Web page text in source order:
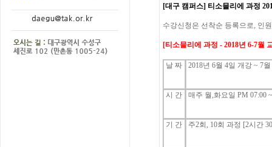
[대구 캠퍼스] 티소믈리에 과정
수강신청은 선착순 등록으로, 인원
[티소믈리에 과정 - 2018년 6-7월
날 짜 2018년 6월 4일 개강~ 7
시 간 매주 월,화요일 PM 07:00
기 간 주2회, 10회 과정 [2시간